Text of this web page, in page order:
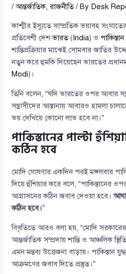
/আন্তর্জাতিক,রাজনীতি/ By Desk
কাশ্মীর ইস্যুতে সাম্প্রতিক ভয়াবহ
প্রতিবেশী দেশভারত( India) ও পাকিস্তান
শান্তিপ্রক্রিয়ার মাঝেই সোমবার জাতির
নতুন করে হুমকি দিয়েছেন ভারতের
Modi)।
তিনি বলেন, “যদি ভারতের ওপর আবার
সন্ত্রাসীদের আস্তানায় আবারও হামলা
ভয় দেখিয়ে কোনো লাভ হবে না।”
পাকিস্তানের পাল্টা
কঠিন হবে
মোদি ঘোষণার একদিন পরই মঙ্গলবার
দিয়ে হুঁশিয়ার করে বলে, “পাকিস্তানের
আগ্রাসনের কঠিন জবাব দেওয়া হবে।
কঠিন হবে।”
বিবৃতিতে আরও বলা হয়, “মোদি
আন্তর্জাতিক সম্প্রদায় শান্তি ও আঞ্চলিক
এমন মন্তব্য উত্তেজনা বাড়ায়। পাকিস্তান
আক্রমণের জবাব দিতে প্রস্তুত।”